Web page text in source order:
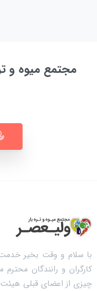
مجتمع میوه و
با سلام و وقت بخیر خدمت
کارگران و رانندگان
چیزی از اعضای قبلی هیئت